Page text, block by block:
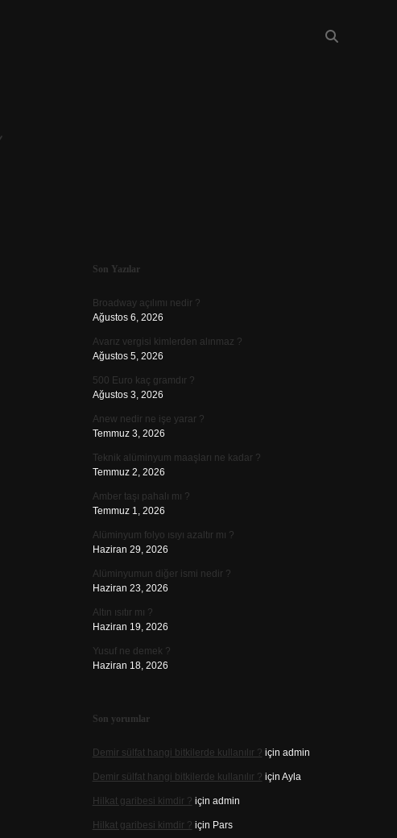
Sidebar
Son Yazılar
Broadway açılımı nedir ?
Ağustos 6, 2026
Avarız vergisi kimlerden alınmaz ?
Ağustos 5, 2026
500 Euro kaç gramdır ?
Ağustos 3, 2026
Anew nedir ne işe yarar ?
Temmuz 3, 2026
Teknik alüminyum maaşları ne kadar ?
Temmuz 2, 2026
Amber taşı pahalı mı ?
Temmuz 1, 2026
Alüminyum folyo ısıyı azaltır mı ?
Haziran 29, 2026
Alüminyumun diğer ismi nedir ?
Haziran 23, 2026
Altın ısıtır mı ?
Haziran 19, 2026
Yusuf ne demek ?
Haziran 18, 2026
Son yorumlar
Demir sülfat hangi bitkilerde kullanılır ? için admin
Demir sülfat hangi bitkilerde kullanılır ? için Ayla
Hilkat garibesi kimdir ? için admin
Hilkat garibesi kimdir ? için Pars